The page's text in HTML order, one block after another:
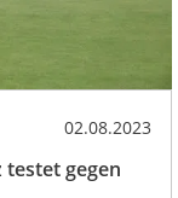
02.08.2023
testet gegen